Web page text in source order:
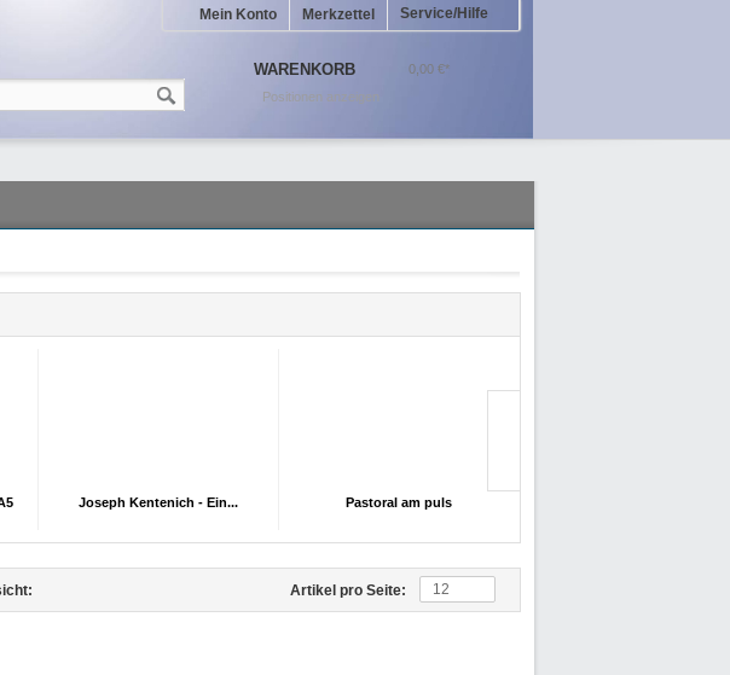
Mein Konto Merkzettel Service/Hilfe
WARENKORB
0,00 €*
Positionen anzeigen
Joseph Kentenich - Ein... Pastoral am puls
Artikel pro Seite: 12